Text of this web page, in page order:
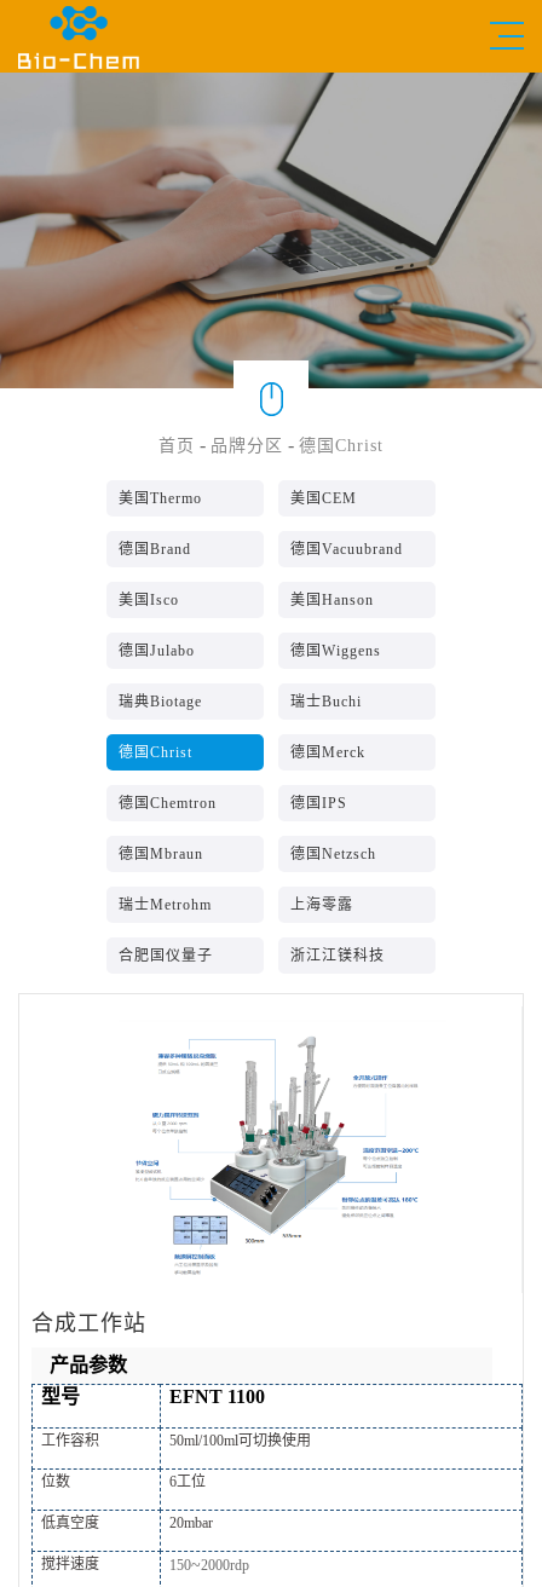
首页 - 品牌分区 - 德国Christ
美国Thermo 美国CEM
德国Brand 德国Vacuubrand
美国Isco 美国Hanson
德国Julabo 德国Wiggens
瑞典Biotage 瑞士Buchi
德国Christ 德国Merck
德国Chemtron 德国IPS
德国Mbraun 德国Netzsch
瑞士Metrohm 上海零露
合肥国仪量子 浙江江镁科技
合成工作站
产品参数
型号
EFNT 1100
工作容积 50ml/100ml可切换使用
位数 6工位
低真空度 20mbar
搅拌速度 150~2000rdp